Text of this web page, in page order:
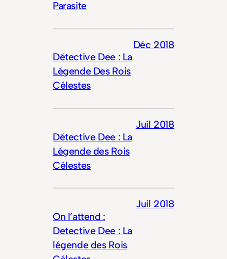
Parasite
Détective Dee : La
Légende Des Rois
Célestes
Déc 2018
Détective Dee : La
Légende des Rois
Célestes
Juil 2018
On l’attend :
Detective Dee : La
légende des Rois
Juil 2018